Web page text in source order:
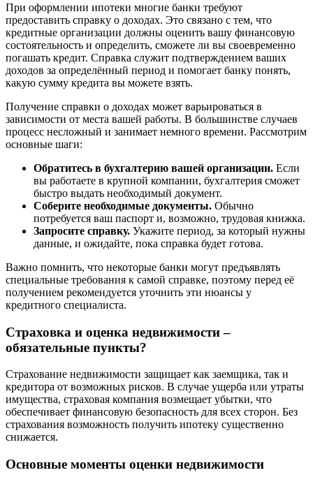
При оформлении ипотеки многие банки требуют
предоставить справку о доходах. Это связано с тем, что
кредитные организации должны оценить вашу финансовую
состоятельность и определить, сможете ли вы своевременно
погашать кредит. Справка служит подтверждением ваших
доходов за определённый период и помогает банку понять,
какую сумму кредита вы можете взять.
Получение справки о доходах может варьироваться в
зависимости от места вашей работы. В большинстве случаев
процесс несложный и занимает немного времени. Рассмотрим
основные шаги:
Обратитесь в бухгалтерию вашей организации. Если
вы работаете в крупной компании, бухгалтерия сможет
быстро выдать необходимый документ.
Соберите необходимые документы. Обычно
потребуется ваш паспорт и, возможно, трудовая книжка.
Запросите справку. Укажите период, за который нужны
данные, и ожидайте, пока справка будет готова.
Важно помнить, что некоторые банки могут предъявлять
специальные требования к самой справке, поэтому перед её
получением рекомендуется уточнить эти нюансы у
кредитного специалиста.
Страховка и оценка недвижимости –
обязательные пункты?
Страхование недвижимости защищает как заемщика, так и
кредитора от возможных рисков. В случае ущерба или утраты
имущества, страховая компания возмещает убытки, что
обеспечивает финансовую безопасность для всех сторон. Без
страхования возможность получить ипотеку существенно
снижается.
Основные моменты оценки недвижимости